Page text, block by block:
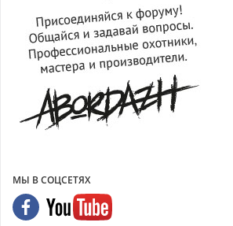
МЫ В СОЦСЕТЯХ